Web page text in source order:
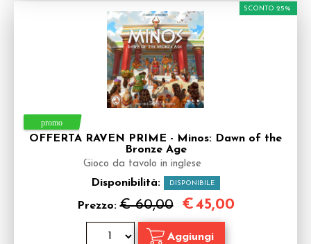
OFFERTA RAVEN PRIME - Minos: Dawn of the
Bronze Age
Gioco da tavolo in inglese
Disponibilità: DISPONIBILE
Prezzo:€ 60,00
SCONTO 25%
€45,00